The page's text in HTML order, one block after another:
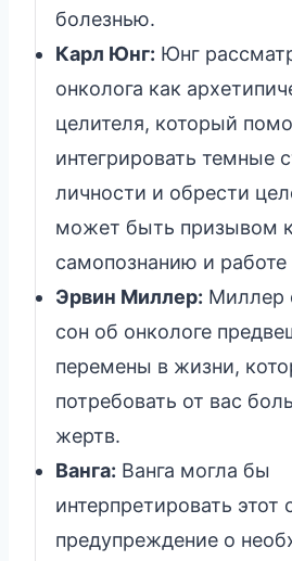
болезнью.
Карл Юнг: Юнг
онколога как
целителя, который
интегрировать темные
личности и обрести
может быть призывом к
самопознанию и работе
Эрвин Миллер: Миллер
сон об онкологе
перемены в жизни,
потребовать от вас
жертв.
Ванга: Ванга могла бы
интерпретировать этот
предупреждение о